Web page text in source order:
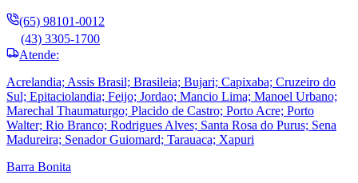
(65) 98101-0012
(43) 3305-1700
Atende:
Acrelandia; Assis Brasil; Brasileia; Bujari; Capixaba; Cruzeiro do
Sul; Epitaciolandia; Feijo; Jordao; Mancio Lima; Manoel Urbano;
Marechal Thaumaturgo; Placido de Castro; Porto Acre; Porto
Walter; Rio Branco; Rodrigues Alves; Santa Rosa do Purus; Sena
Madureira; Senador Guiomard; Tarauaca; Xapuri
Barra Bonita